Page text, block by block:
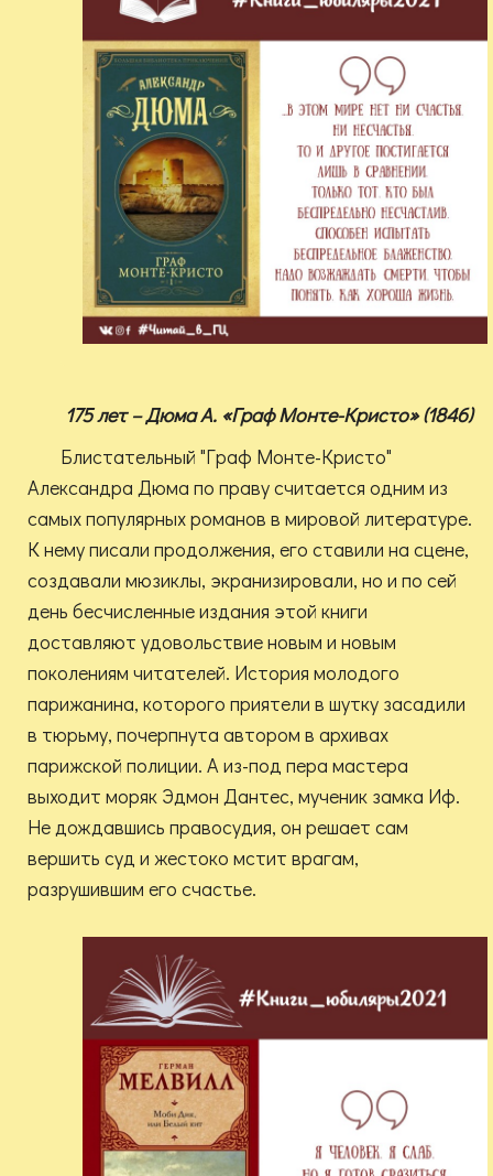
175 лет – Дюма А. «Граф Монте-Кристо» (1846)
Блистательный "Граф Монте-Кристо"
Александра Дюма по праву считается одним из
самых популярных романов в мировой литературе.
К нему писали продолжения, его ставили на сцене,
создавали мюзиклы, экранизировали, но и по сей
день бесчисленные издания этой книги
доставляют удовольствие новым и новым
поколениям читателей. История молодого
парижанина, которого приятели в шутку засадили
в тюрьму, почерпнута автором в архивах
парижской полиции. А из-под пера мастера
выходит моряк Эдмон Дантес, мученик замка Иф.
Не дождавшись правосудия, он решает сам
вершить суд и жестоко мстит врагам,
разрушившим его счастье.